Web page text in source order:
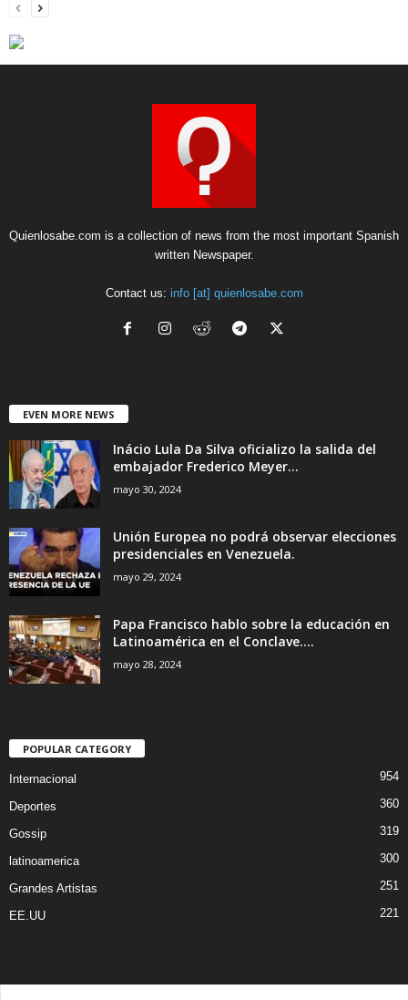
Quienlosabe.com is a collection of news from the most important Spanish
written Newspaper.
Contact us: info [at] quienlosabe.com
EVEN MORE NEWS
Inácio Lula Da Silva oficializo la salida del
embajador Frederico Meyer...
mayo 30, 2024
Unión Europea no podrá observar elecciones
presidenciales en Venezuela.
mayo 29, 2024
Papa Francisco hablo sobre la educación en
Latinoamérica en el Conclave....
mayo 28, 2024
POPULAR CATEGORY
Internacional 954
Deportes 360
Gossip 319
latinoamerica 300
Grandes Artistas 251
EE.UU 221